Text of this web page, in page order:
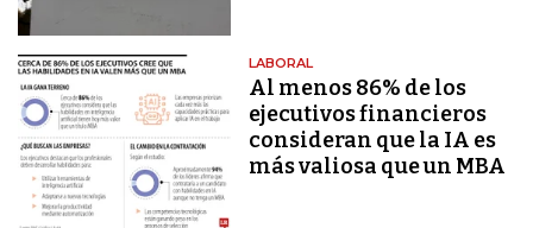
LABORAL
Al menos 86% de los
ejecutivos financieros
consideran que la IA es
más valiosa que un MBA